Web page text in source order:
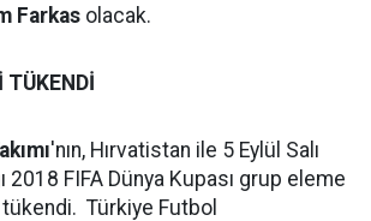
Farkas olacak.
TÜKENDİ
'nın, Hırvatistan ile 5 Eylül Salı
2018 FIFA Dünya Kupası grup eleme
tükendi. Türkiye Futbol